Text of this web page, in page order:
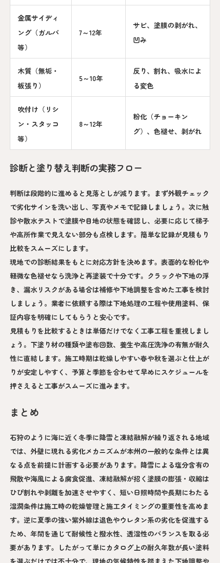
金属サイディ
ング（ガルバ
等）
7～12年
サビ、塗膜の剥がれ、
凹み
木質（無垢・
板張り）
5～10年
反り、割れ、吸水によ
る変色
吹付け（リシ
ン・スタッコ
等）
8～12年
粉化（チョーキン
グ）、色褪せ、剥がれ
診断と塗り替え判断の実務フロー
判断は段階的に進めると見落としが減ります。まず外観チェック
で劣化サインを洗い出し、写真やメモで記録しましょう。次に触
診や散水テストで塗膜や目地の状態を確認し、必要に応じて梯子
や高所作業で見えない部分も点検します。簡単な記録が見積もり
比較をスムーズにします。
現地での診断結果をもとに対応方針を決めます。表面的な粉化や
軽微な色褪せなら洗浄と再塗装で十分です。クラックや下地の浮
き、漏水リスクがある場合は補修や下地調整を含めた工事を検討
しましょう。業者に依頼する際は下地処理の工程や使用塗料、保
証内容を明確にしてもらうと安心です。
見積もりを比較するときは単価だけでなく工事工程を重視しまし
ょう。下塗り材の種類や塗布回数、養生や高圧洗浄の有無が耐久
性に直結します。施工時期は乾燥しやすい春や秋を選ぶと仕上が
りが安定しやすく、予算と季節を合わせて早めにスケジュールを
押さえると工事がスムーズに進みます。
まとめ
石狩のように海に近く冬季に降雪と凍結融解が繰り返される地域
では、外壁に現れる劣化メカニズムが本州の一般的な条件とは異
なる点を前提に計画する必要があります。降雪による塩分含有の
飛散や海風による腐食促進、凍結融解が招く塗膜の膨張・収縮は
ひび割れや剥離を加速させやすく、短い日照時間や長期にわたる
湿潤条件は施工時の乾燥管理と施工タイミングの重要性を高めま
す。逆に夏季の強い紫外線は退色やウレタン系の劣化を促進する
ため、年間を通じて耐候性と撥水性、透湿性のバランスを取る必
要があります。したがって単にカタログ上の耐久年数が長い塗料
を選ぶだけでは不十分で、現地の気候特性を踏まえた下地調整や